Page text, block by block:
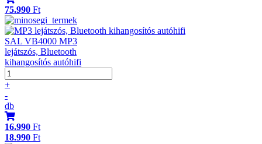
75.990 Ft
SAL VB4000 MP3
lejátszós, Bluetooth
kihangosítós autóhifi
+
-
db
16.990 Ft
18.990 Ft